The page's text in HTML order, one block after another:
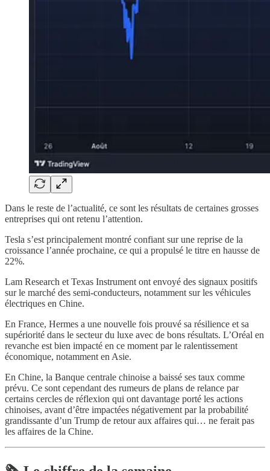
Dans le reste de l’actualité, ce sont les résultats de certaines grosses
entreprises qui ont retenu l’attention.
Tesla s’est principalement montré confiant sur une reprise de la
croissance l’année prochaine, ce qui a propulsé le titre en hausse de
22%.
Lam Research et Texas Instrument ont envoyé des signaux positifs
sur le marché des semi-conducteurs, notamment sur les véhicules
électriques en Chine.
En France, Hermes a une nouvelle fois prouvé sa résilience et sa
supériorité dans le secteur du luxe avec de bons résultats. L’Oréal en
revanche est bien impacté en ce moment par le ralentissement
économique, notamment en Asie.
En Chine, la Banque centrale chinoise a baissé ses taux comme
prévu. Ce sont cependant des rumeurs de plans de relance par
certains cercles de réflexion qui ont davantage porté les actions
chinoises, avant d’être impactées négativement par la probabilité
grandissante d’un Trump de retour aux affaires qui… ne ferait pas
les affaires de la Chine.